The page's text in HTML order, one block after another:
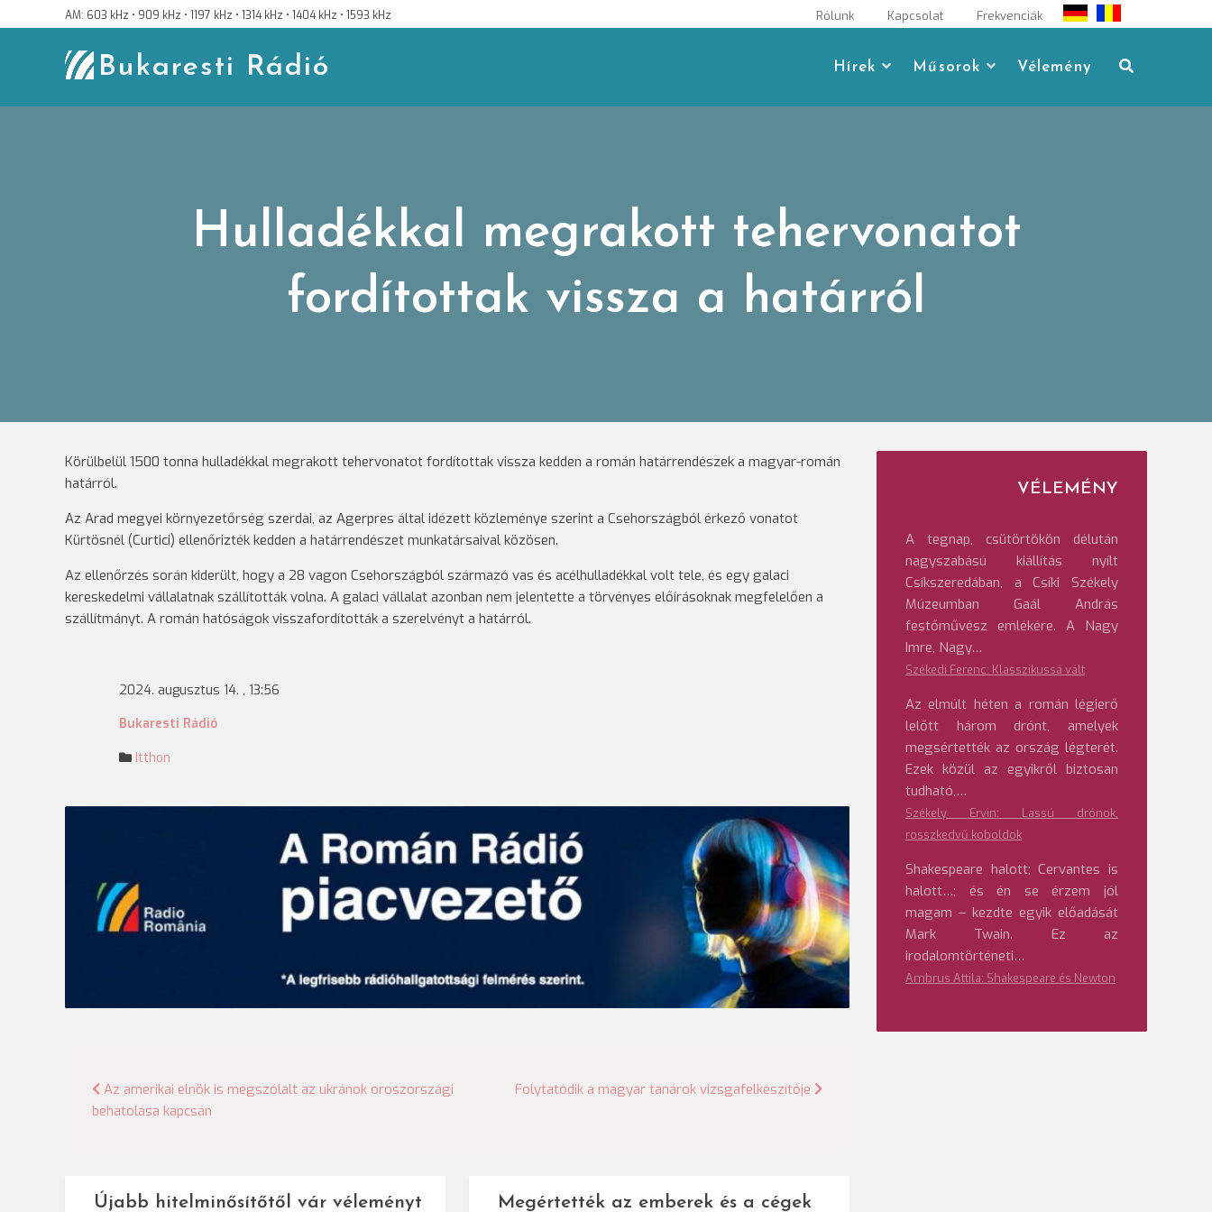
to
AM: 603 kHz • 909 kHz • 1197 kHz • 1314 kHz • 1404 kHz • 1593 kHz Rólunk Kapcsolat Frekvenciák
Bukaresti Rádió Hírek Műsorok Vélemény
Hulladékkal megrakott tehervonatot
fordítottak vissza a határról
Körülbelül 1500 tonna hulladékkal megrakott tehervonatot fordítottak vissza kedden a román határrendészek a magyar-román
határról.
Az Arad megyei környezetőrség szerdai, az Agerpres által idézett közleménye szerint a Csehországból érkező vonatot
Kürtösnél (Curtici) ellenőrizték kedden a határrendészet munkatársaival közösen.
Az ellenőrzés során kiderült, hogy a 28 vagon Csehországból származó vas és acélhulladékkal volt tele, és egy galaci
kereskedelmi vállalatnak szállították volna. A galaci vállalat azonban nem jelentette a törvényes előírásoknak megfelelően a
szállítmányt. A román hatóságok visszafordították a szerelvényt a határról.
2024. augusztus 14. , 13:56
Bukaresti Rádió
Itthon
Bejegyzés
navigáció
Az amerikai elnök is megszólalt az ukránok oroszországi
behatolása kapcsán
Folytatódik a magyar tanárok vizsgafelkészítője
Újabb hitelminősítőtől vár véleményt Megértették az emberek és a cégek
VÉLEMÉNY
A tegnap, csütörtökön délután
nagyszabású kiállítás nyílt
Csíkszeredában, a Csíki Székely
Múzeumban Gaál András
festőművész emlékére. A Nagy
Imre, Nagy…
Székedi Ferenc: Klasszikussá vált
Az elmúlt héten a román légierő
lelőtt három drónt, amelyek
megsértették az ország légterét.
Ezek közül az egyikről biztosan
tudható,…
Székely Ervin: Lassú drónok,
rosszkedvű koboldok
Shakespeare halott; Cervantes is
halott…; és én se érzem jól
magam – kezdte egyik előadását
Mark Twain. Ez az
irodalomtörténeti…
Ambrus Attila: Shakespeare és Newton